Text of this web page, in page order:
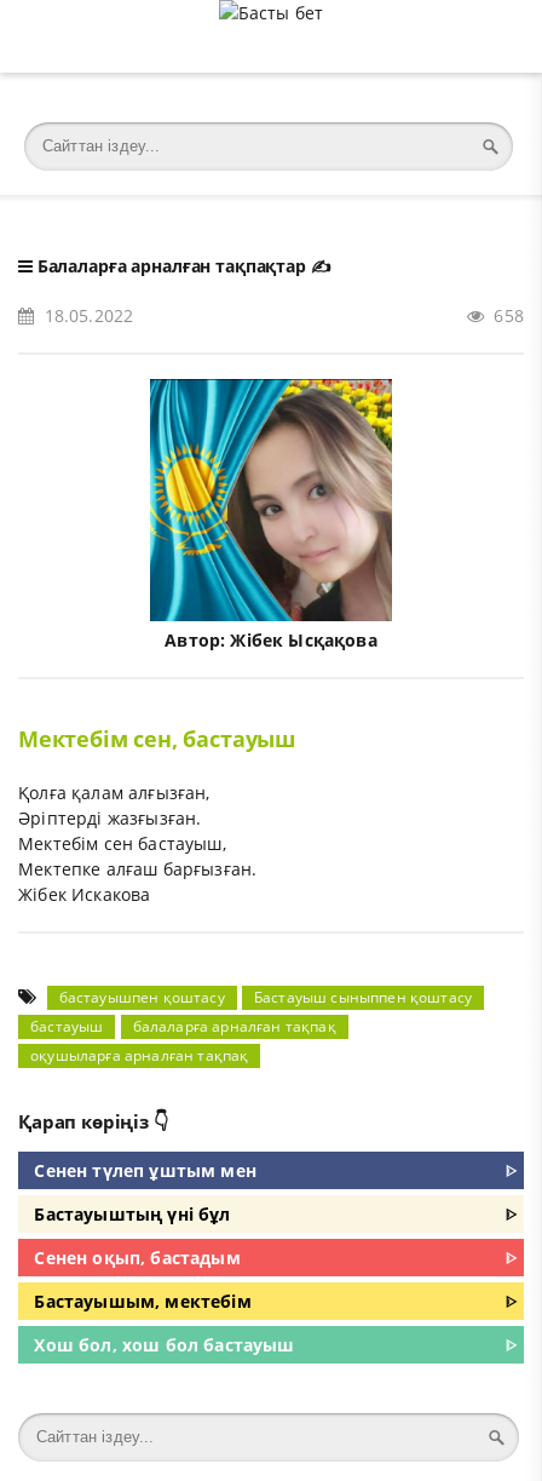
Балаларға арналған тақпақтар✍️
18.05.2022 658
Автор:Жібек Ысқақова
Мектебім сен, бастауыш
Қолға қалам алғызған,
Әріптерді жазғызған.
Мектебім сен бастауыш,
Мектепке алғаш барғызған.
Жібек Искакова
бастауышпен қоштасу
Бастауыш сыныппен қоштасу
бастауыш
балаларға арналған тақпақ
оқушыларға арналған тақпақ
Қарап көріңіз 👇
Сенен түлеп ұштым мен
ᐈ
Бастауыштың үні бұл
ᐈ
Сенен оқып, бастадым
ᐈ
Бастауышым, мектебім
ᐈ
Хош бол, хош бол бастауыш
ᐈ